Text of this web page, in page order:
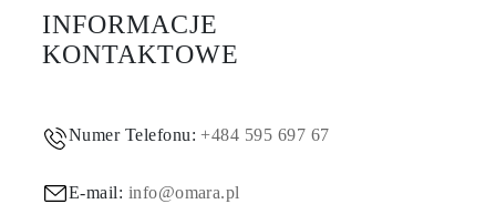
INFORMACJE
KONTAKTOWE
Numer Telefonu:+484 595 697 67
E-mail: info@omara.pl